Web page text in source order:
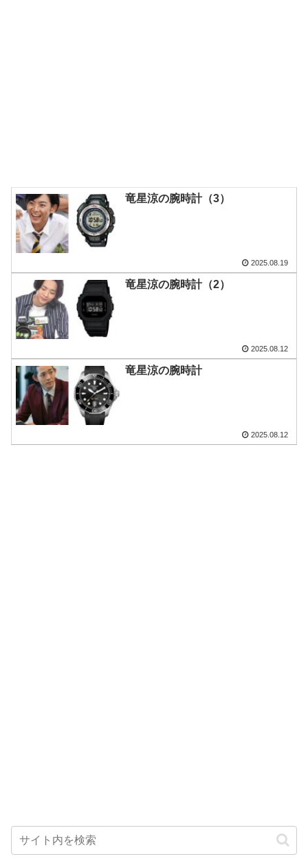
竜星涼の腕時計（3）
2025.08.19
竜星涼の腕時計（2）
2025.08.12
竜星涼の腕時計
2025.08.12